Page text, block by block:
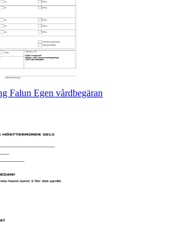
Falun Egen vårdbegäran